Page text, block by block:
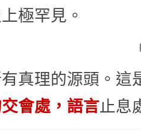
極罕見。
有真理的源頭。
會處，語言止息